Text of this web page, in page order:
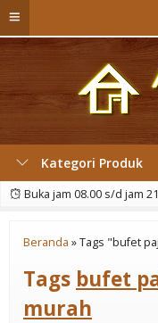
Kategori Produk
Buka jam 08.00 s/d jam
Beranda »Tags "bufet
Tags bufet
murah